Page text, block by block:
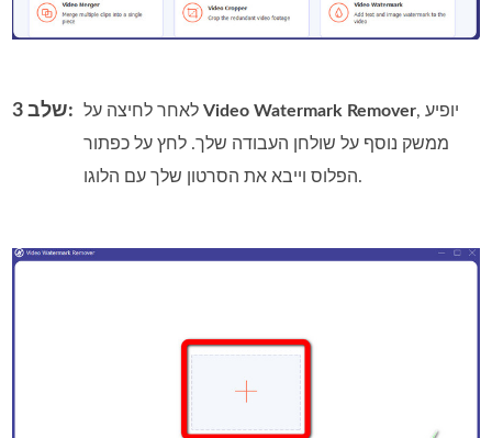
שלב 3: לאחר לחיצה עלVideo Watermark Remover, יופיע
ממשק נוסף על שולחן העבודה שלך. לחץ על כפתור
הפלוס וייבא את הסרטון שלך עם הלוגו.